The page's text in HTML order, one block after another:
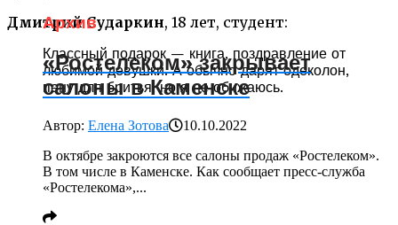
Дмитрий Сударкин, 18 лет, студент:
Классный подарок — книга, поздравление от
любимой девушки. А обычно дарят одеколон,
пену для бритья, но я не обижаюсь.
Архив
«Ростелеком» закрывает
салоны в Каменске
Автор: Елена Зотова
10.10.2022
В октябре закроются все салоны продаж «Ростелеком».
В том числе в Каменске. Как сообщает пресс-служба
«Ростелекома»,...